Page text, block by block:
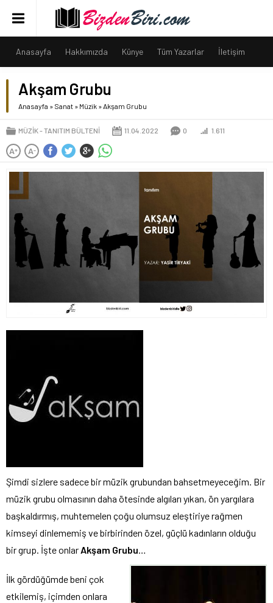
Anasayfa Hakkımızda Künye Tüm Yazarlar İletişim
Akşam Grubu
Anasayfa » Sanat » Müzik »Akşam Grubu
MÜZIK TANITIM BÜLTENI 11.04.2022 0 1.611
A+ A-
Şimdi sizlere sadece bir müzik grubundan bahsetmeyeceğim. Bir
müzik grubu olmasının daha ötesinde algıları yıkan, ön yargılara
başkaldırmış, muhtemelen çoğu olumsuz eleştiriye rağmen
kimseyi dinlememiş ve birbirinden özel, güçlü kadınların olduğu
bir grup. İşte onlar Akşam Grubu…
İlk gördüğümde beni çok
etkilemiş, içimden onlara